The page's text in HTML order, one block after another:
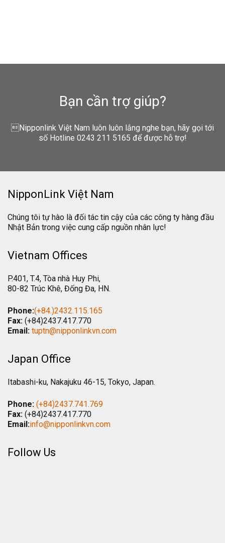
Bạn cần trợ giúp?
Nipponlink Việt Nam luôn luôn lắng nghe bạn, hãy gọi tới
số Hotline 0243 211 5165 để được hỗ trợ!
NipponLink Việt Nam
Chúng tôi tự hào là đối tác tin cậy của các công ty hàng đầu
Nhật Bản trong việc cung cấp nguồn nhân lực!
Vietnam Offices
P.401, T.4, Tòa nhà Huy Phi,
80-82 Trúc Khê, Đống Đa, HN.
Phone:(+84.)2432.115.165
Fax: (+84)2437.417.770
Email: tuptn@nipponlinkvn.com
Japan Office
Itabashi-ku, Nakajuku 46-15, Tokyo, Japan.
Phone: (+84)2437.741.769
Fax: (+84)2437.417.770
Email:info@nipponlinkvn.com
Follow Us